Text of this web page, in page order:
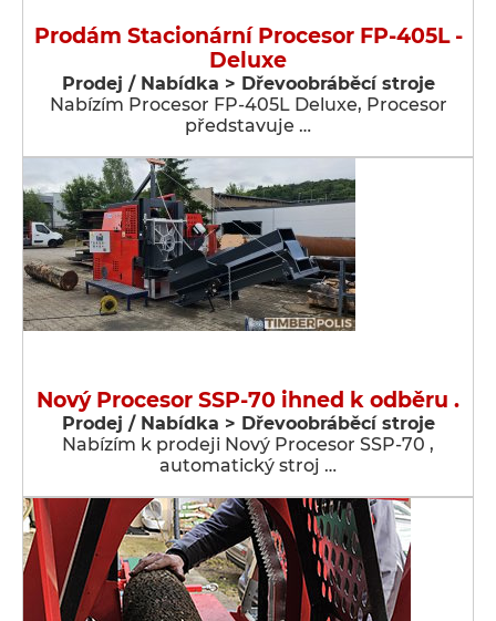
Prodám Stacionární Procesor FP-405L -
Deluxe
Prodej / Nabídka > Dřevoobráběcí stroje
Nabízím Procesor FP-405L Deluxe, Procesor
představuje …
Nový Procesor SSP-70 ihned k odběru .
Prodej / Nabídka > Dřevoobráběcí stroje
Nabízím k prodeji Nový Procesor SSP-70 ,
automatický stroj …